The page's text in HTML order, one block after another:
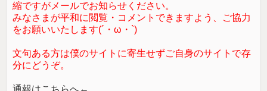
縮ですがメールでお知らせください。
みなさまが平和に閲覧・コメントできますよう、ご協力
をお願いいたします(´・ω・`)
文句ある方は僕のサイトに寄生せずご自身のサイトで存
分にどうぞ。